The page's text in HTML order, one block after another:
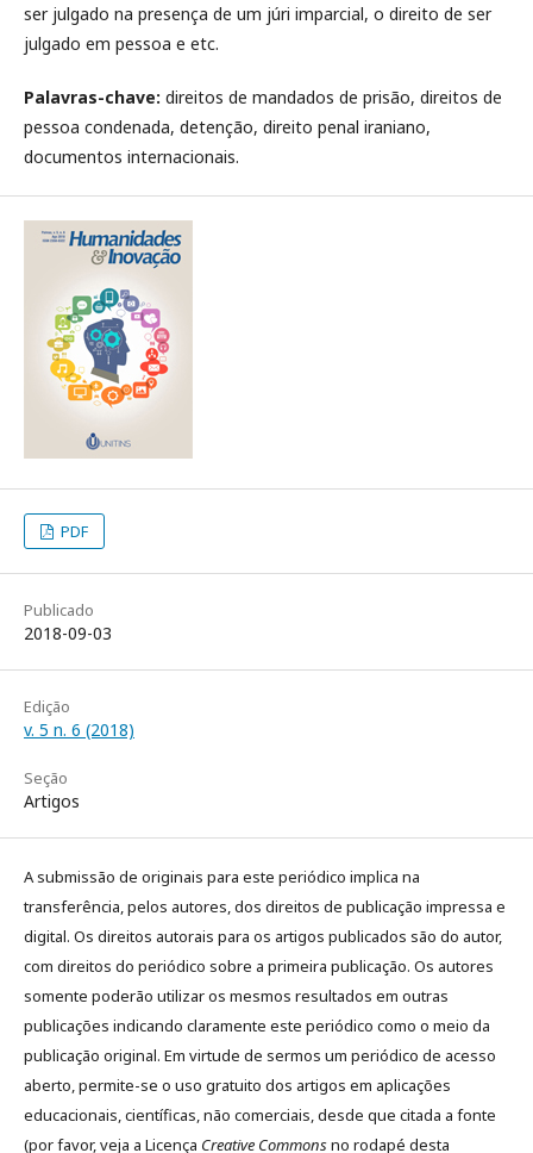
ser julgado na presença de um júri imparcial, o direito de ser
julgado em pessoa e etc.
Palavras-chave: direitos de mandados de prisão, direitos de
pessoa condenada, detenção, direito penal iraniano,
documentos internacionais.
PDF
Publicado
2018-09-03
Edição
v. 5 n. 6 (2018)
Seção
Artigos
A submissão de originais para este periódico implica na
transferência, pelos autores, dos direitos de publicação impressa e
digital. Os direitos autorais para os artigos publicados são do autor,
com direitos do periódico sobre a primeira publicação. Os autores
somente poderão utilizar os mesmos resultados em outras
publicações indicando claramente este periódico como o meio da
publicação original. Em virtude de sermos um periódico de acesso
aberto, permite-se o uso gratuito dos artigos em aplicações
educacionais, científicas, não comerciais, desde que citada a fonte
(por favor, veja a Licença Creative Commonsno rodapé desta